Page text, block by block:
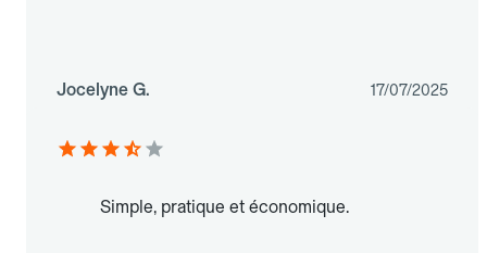
Jocelyne G. 17/07/2025
Simple, pratique et économique.